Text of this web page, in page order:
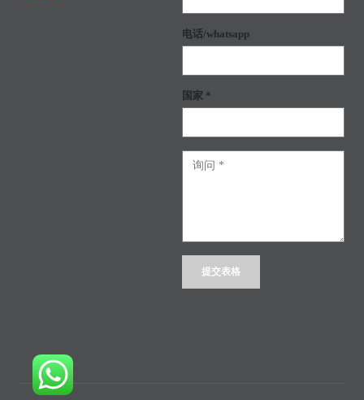
电话/whatsapp
国家 *